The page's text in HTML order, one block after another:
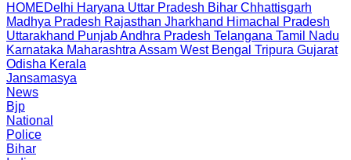
HOMEDelhi Haryana Uttar Pradesh Bihar Chhattisgarh
Madhya Pradesh Rajasthan Jharkhand Himachal Pradesh
Uttarakhand PunjabAndhra Pradesh Telangana Tamil Nadu
Karnataka Maharashtra Assam West Bengal Tripura Gujarat
Odisha Kerala
Jansamasya
News
Bjp
National
Police
Bihar